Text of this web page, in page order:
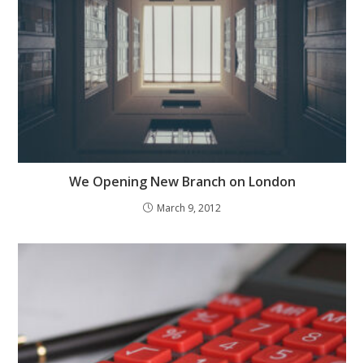
We Opening New Branch on London
March 9, 2012